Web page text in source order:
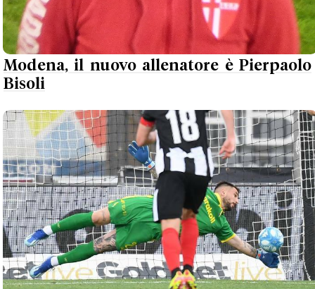
Modena, il nuovo allenatore è Pierpaolo
Bisoli